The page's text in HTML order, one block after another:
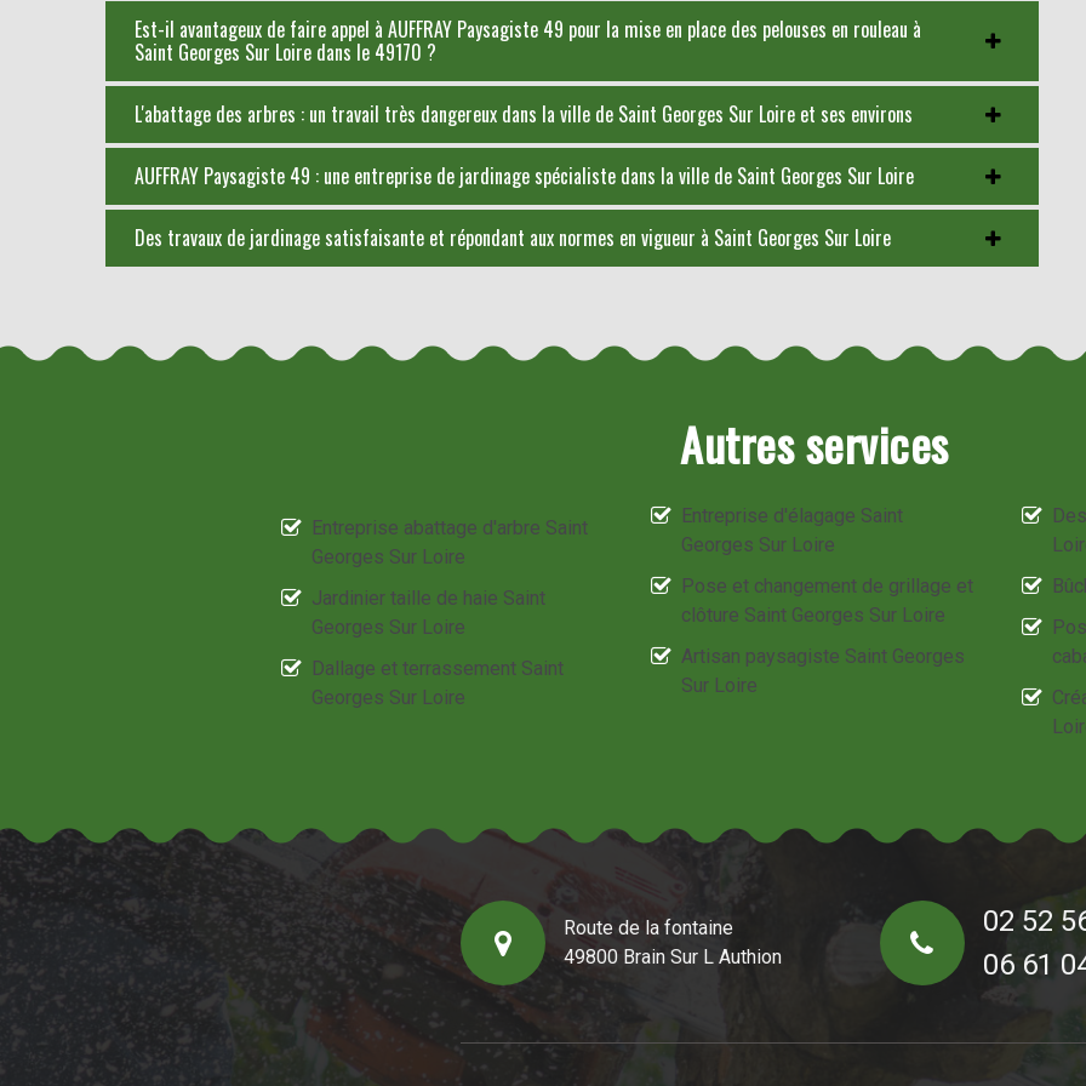
Est-il avantageux de faire appel à AUFFRAY Paysagiste 49 pour la mise en place des pelouses en rouleau à
Saint Georges Sur Loire dans le 49170 ?
L'abattage des arbres : un travail très dangereux dans la ville de Saint Georges Sur Loire et ses environs
AUFFRAY Paysagiste 49 : une entreprise de jardinage spécialiste dans la ville de Saint Georges Sur Loire
Des travaux de jardinage satisfaisante et répondant aux normes en vigueur à Saint Georges Sur Loire
Autres services
Entreprise abattage d'arbre Saint
Georges Sur Loire
Jardinier taille de haie Saint
Georges Sur Loire
Dallage et terrassement Saint
Georges Sur Loire
Entreprise d'élagage Saint
Georges Sur Loire
Pose et changement de grillage et
clôture Saint Georges Sur Loire
Artisan paysagiste Saint Georges
Sur Loire
Route de la fontaine
49800 Brain Sur L Authion
02 52
06 61